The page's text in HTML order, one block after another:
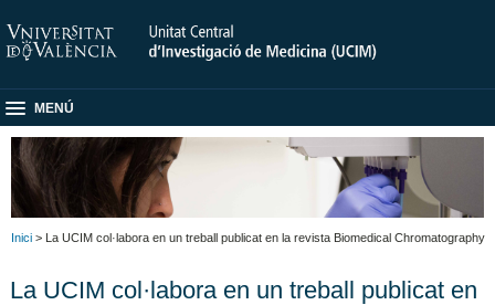
MENÚ
Inici > La UCIM col·labora en un treball publicat en la revista Biomedical Chromatography
La UCIM col·labora en un treball publicat en